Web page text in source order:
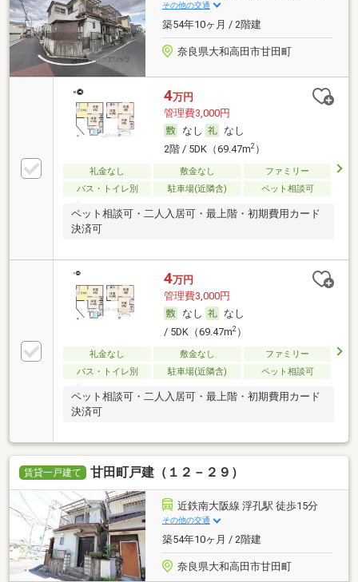
その他の交通
築54年10ヶ月 / 2階建
奈良県大和高田市甘田町
4万円
管理費3,000円
なし
なし
2階 / 5DK（69.47m2）
礼金なし 敷金なし
ファミリー
バス・トイレ別
駐車場(近隣含) ペット相談可
ペット相談可・二人入居可・最上階・初期費用カード
決済可
4万円
管理費3,000円
なし
なし
/ 5DK（69.47m2）
礼金なし 敷金なし
ファミリー
バス・トイレ別
駐車場(近隣含) ペット相談可
ペット相談可・二人入居可・最上階・初期費用カード
決済可
賃貸一戸建て 甘田町戸建（１２－２９）
近鉄南大阪線 浮孔駅 徒歩15分
その他の交通
築54年10ヶ月 / 2階建
奈良県大和高田市甘田町